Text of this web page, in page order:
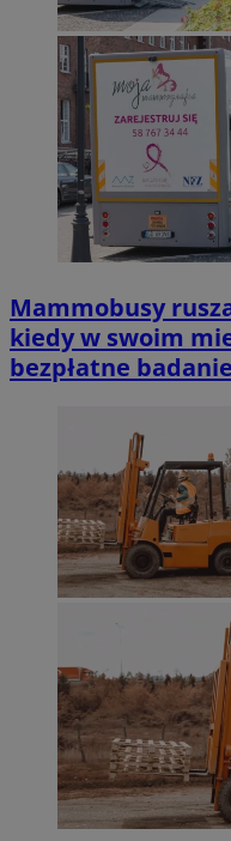
Mammobusy
kiedy w swoim
bezpłatne badanie